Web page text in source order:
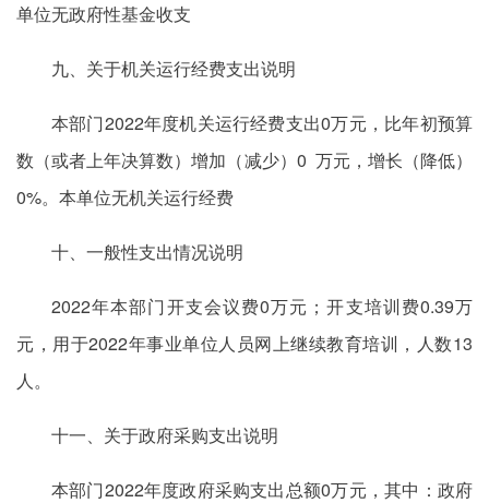
单位无政府性基金收支
九、关于机关运行经费支出说明
本部门2022年度机关运行经费支出0万元，比年初预算
数（或者上年决算数）增加（减少）0 万元，增长（降低）
0%。本单位无机关运行经费
十、一般性支出情况说明
2022年本部门开支会议费0万元；开支培训费0.39万
元，用于2022年事业单位人员网上继续教育培训，人数13
人。
十一、关于政府采购支出说明
本部门2022年度政府采购支出总额0万元，其中：政府